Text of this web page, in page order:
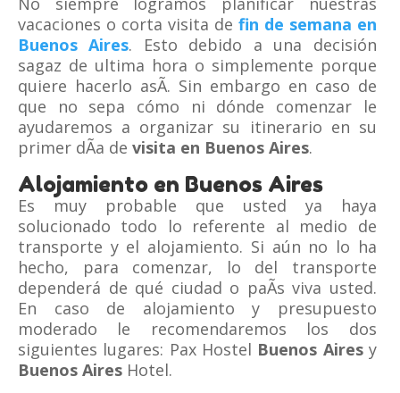
vacaciones o corta visita de fin de semana en
Buenos Aires. Esto debido a una decisión
sagaz de ultima hora o simplemente porque
quiere hacerlo asÃ­. Sin embargo en caso de
que no sepa cómo ni dónde comenzar le
ayudaremos a organizar su itinerario en su
primer dÃ­a de visita en Buenos Aires.
Alojamiento en Buenos Aires
Es muy probable que usted ya haya
solucionado todo lo referente al medio de
transporte y el alojamiento. Si aún no lo ha
hecho, para comenzar, lo del transporte
dependerá de qué ciudad o paÃ­s viva usted.
En caso de alojamiento y presupuesto
moderado le recomendaremos los dos
siguientes lugares: Pax Hostel Buenos Airesy
Buenos Aires Hotel.